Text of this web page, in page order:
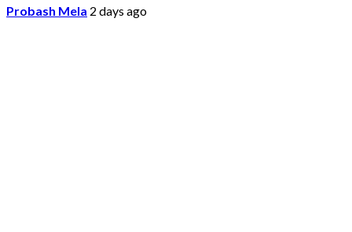
Probash Mela 2 days ago